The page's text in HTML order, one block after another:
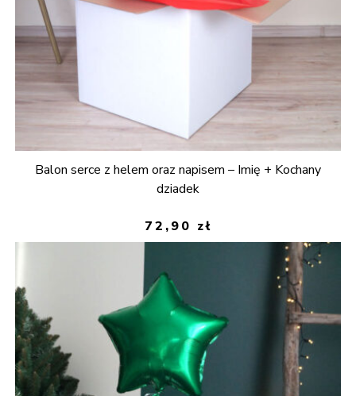
Balon serce z helem oraz napisem – Imię + Kochany
dziadek
72,90 zł